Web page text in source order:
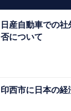
日産自動車での
否について
印西市に日本の